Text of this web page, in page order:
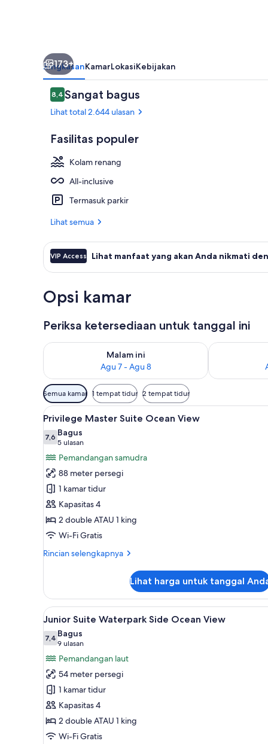
173+
RingkasanKamarLokasiKebijakan
Ulasan
8,48,4 dari 10
Sangat bagus
Lihat total 2.644 ulasan
Fasilitas populer
Kolam renang
All-inclusive
Termasuk parkir
Lihat semua
VIP Access Lihat manfaat yang akan Anda nikmati
Opsi kamar
Periksa ketersediaan untuk tanggal ini
Malam ini
Agu 7 - Agu 8
Periksa ketersediaan untuk malam ini Agu 7 - Agu 8
Periksa
Filter
tersedia
untuk
kamar
Semua kamar 1 tempat tidur 2 tempat tidur
Lihat
semua
foto
untuk
Privilege
Master
Suite
Ocean
View
Privilege Master Suite Ocean
7
Privilege Master Suite Ocean View
7,67,6 dari 10
Bagus
5 ulasan
(5
ulasan)
Pemandangan samudra
88 meter persegi
1 kamar tidur
Kapasitas 4
2 double ATAU 1 king
Wi-Fi Gratis
Rincian selengkapnya
Rincian
Privilege
Master
Suite
Ocean
View
Lihat harga untuk tanggal
Lihat
semua
foto
untuk
Junior
Suite
Waterpark
Side
Ocean
View
Seprai premium, minibar
6
Junior Suite Waterpark Side Ocean View
7,47,4 dari 10
Bagus
9 ulasan
(9
ulasan)
Pemandangan laut
54 meter persegi
1 kamar tidur
Kapasitas 4
2 double ATAU 1 king
Wi-Fi Gratis